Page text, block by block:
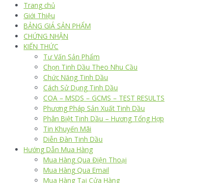
Trang chủ
Giới Thiệu
BẢNG GIÁ SẢN PHẨM
CHỨNG NHẬN
KIẾN THỨC
Tư Vấn Sản Phẩm
Chọn Tinh Dầu Theo Nhu Cầu
Chức Năng Tinh Dầu
Cách Sử Dụng Tinh Dầu
COA – MSDS – GCMS – TEST RESULTS
Phương Pháp Sản Xuất Tinh Dầu
Phân Biệt Tinh Dầu – Hương Tổng Hợp
Tin Khuyến Mãi
Diễn Đàn Tinh Dầu
Hướng Dẫn Mua Hàng
Mua Hàng Qua Điện Thoại
Mua Hàng Qua Email
Mua Hàng Tại Cửa Hàng